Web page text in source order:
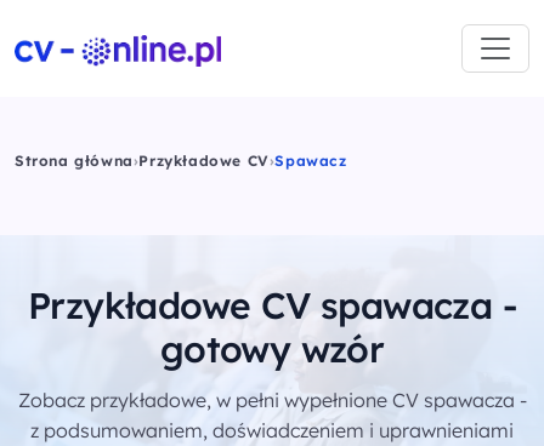
Strona główna›Przykładowe CV›Spawacz
Przykładowe CV spawacza -
gotowy wzór
Zobacz przykładowe, w pełni wypełnione CV spawacza -
z podsumowaniem, doświadczeniem i uprawnieniami